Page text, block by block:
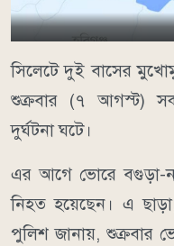
সিলেটে দুই বাসের
শুক্রবার (৭ আগস্ট)
দুর্ঘটনা ঘটে।
এর আগে ভোরে বগুড়া-
নিহত হয়েছেন। এ
পুলিশ জানায়, শুক্রবার